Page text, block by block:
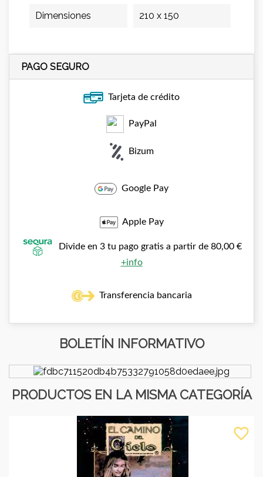
Dimensiones 210 x 150
PAGO SEGURO
Tarjeta de crédito
PayPal
Bizum
Google Pay
Apple Pay
Divide en 3 tu pago gratis a partir de 80,00 €
+info
Transferencia bancaria
BOLETÍN INFORMATIVO
PRODUCTOS EN LA MISMA CATEGORÍA
favorite_border